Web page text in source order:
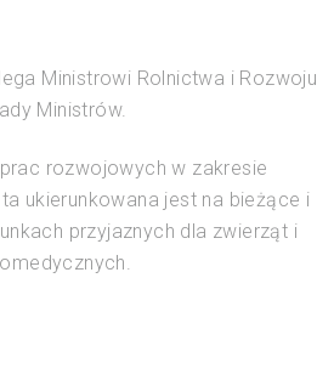
Ministrowi Rolnictwa i Rozwoju
Ministrów.
rozwojowych w zakresie
ukierunkowana jest na bieżące i
przyjaznych dla zwierząt i